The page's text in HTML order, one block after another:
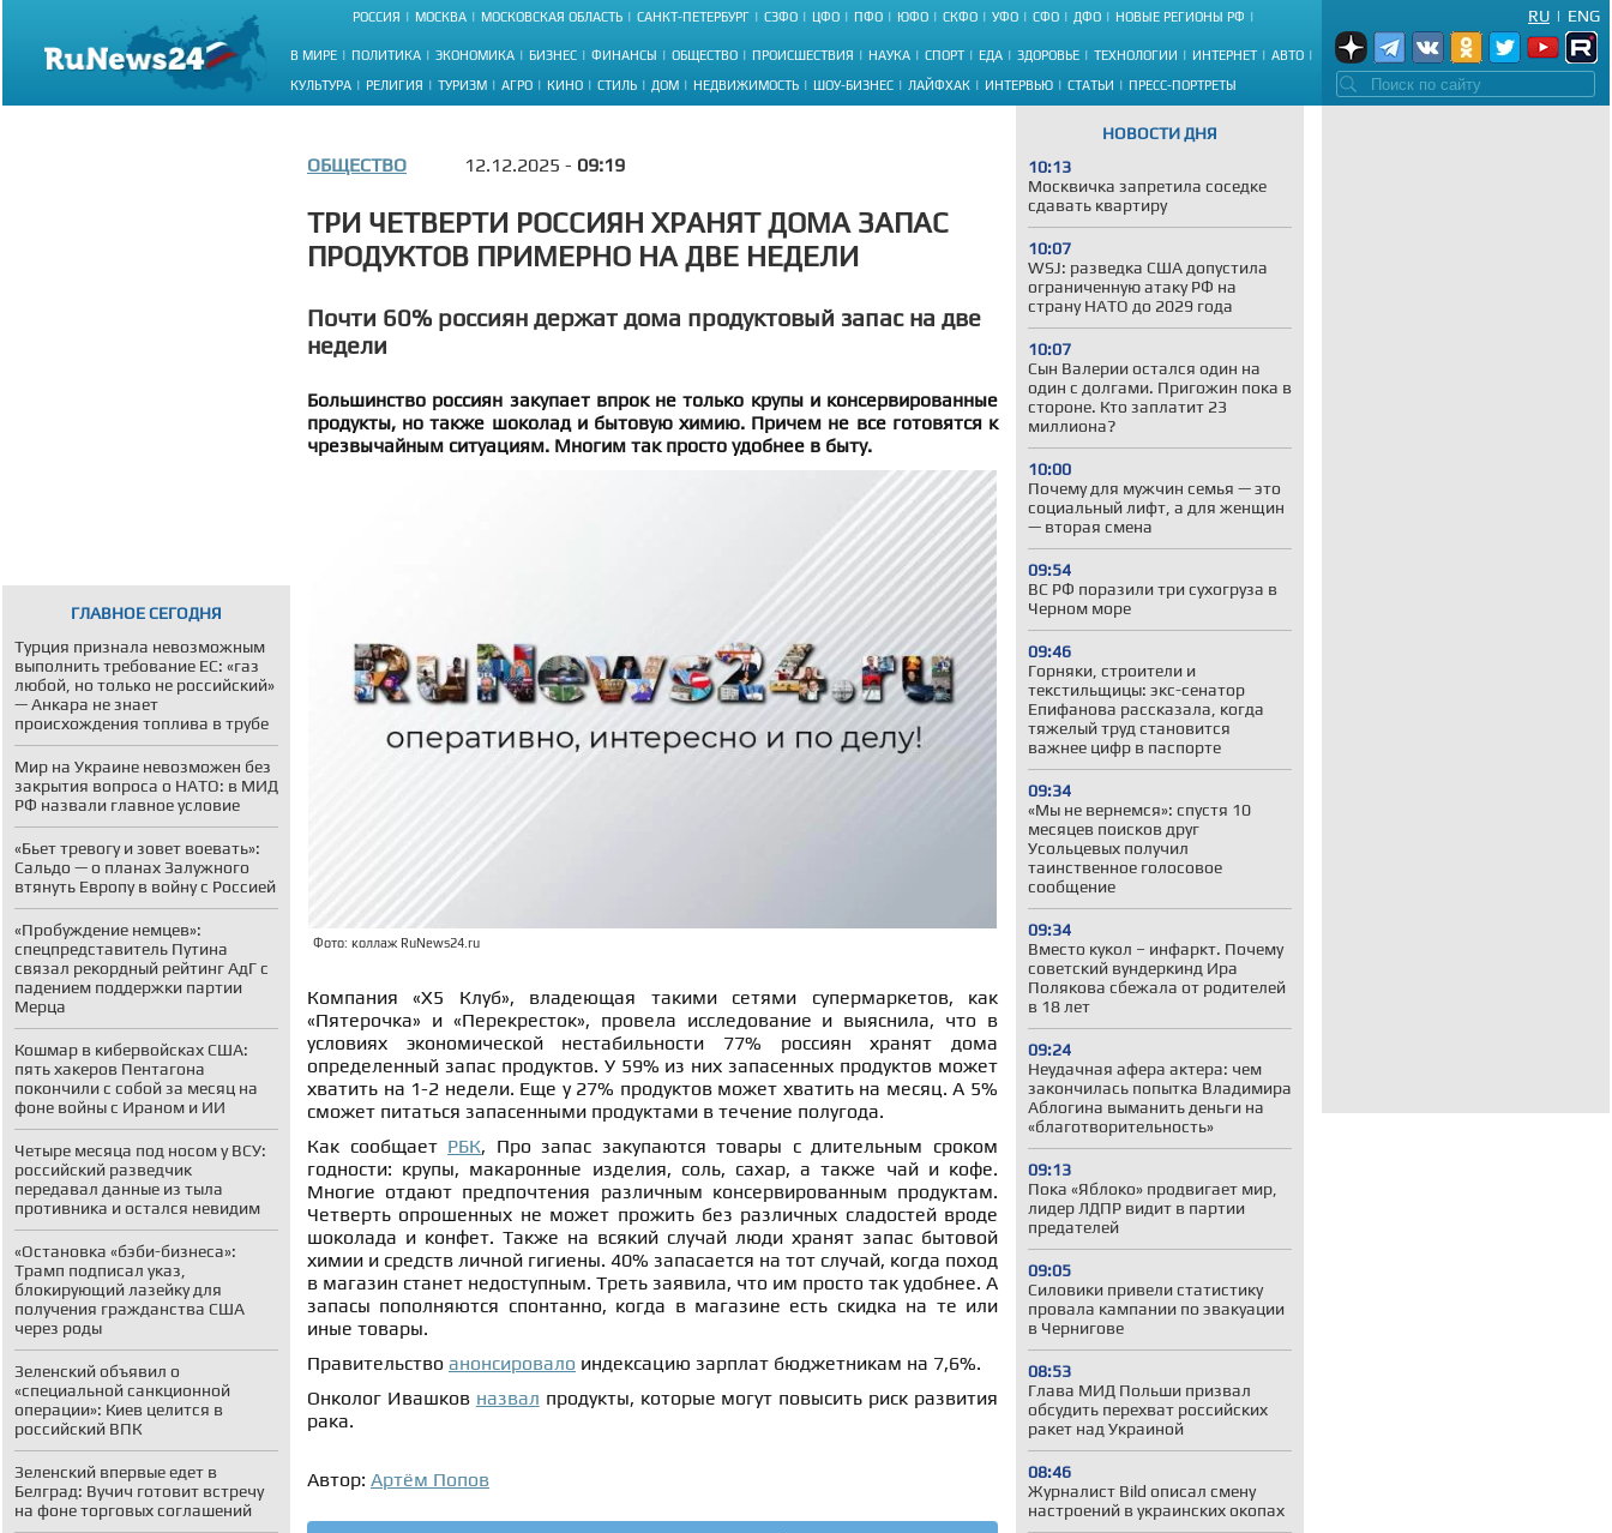
РОССИЯ МОСКВА МОСКОВСКАЯ ОБЛАСТЬ САНКТ-ПЕТЕРБУРГ СЗФО ЦФО ПФО ЮФО СКФО УФО СФО ДФО НОВЫЕ РЕГИОНЫ РФ
В МИРЕ ПОЛИТИКА ЭКОНОМИКА БИЗНЕС ФИНАНСЫ ОБЩЕСТВО ПРОИСШЕСТВИЯ НАУКА СПОРТ ЕДА ЗДОРОВЬЕ ТЕХНОЛОГИИ ИНТЕРНЕТ АВТО
КУЛЬТУРА РЕЛИГИЯ ТУРИЗМ АГРО КИНО СТИЛЬ ДОМ НЕДВИЖИМОСТЬ ШОУ-БИЗНЕС ЛАЙФХАК ИНТЕРВЬЮ СТАТЬИ ПРЕСС-ПОРТРЕТЫ
ENG
|
RU
ГЛАВНОЕ СЕГОДНЯ
Турция признала невозможным
выполнить требование ЕС: «газ
любой, но только не российский»
— Анкара не знает
происхождения топлива в трубе
Мир на Украине невозможен без
закрытия вопроса о НАТО: в МИД
РФ назвали главное условие
«Бьет тревогу и зовет воевать»:
Сальдо — о планах Залужного
втянуть Европу в войну с Россией
«Пробуждение немцев»:
спецпредставитель Путина
связал рекордный рейтинг АдГ с
падением поддержки партии
Мерца
Кошмар в кибервойсках США:
пять хакеров Пентагона
покончили с собой за месяц на
фоне войны с Ираном и ИИ
Четыре месяца под носом у ВСУ:
российский разведчик
передавал данные из тыла
противника и остался невидим
«Остановка «бэби-бизнеса»:
Трамп подписал указ,
блокирующий лазейку для
получения гражданства США
через роды
Зеленский объявил о
«специальной санкционной
операции»: Киев целится в
российский ВПК
Зеленский впервые едет в
Белград: Вучич готовит встречу
на фоне торговых соглашений
НОВОСТИ ДНЯ
10:13
Москвичка запретила соседке
сдавать квартиру
10:07
WSJ: разведка США допустила
ограниченную атаку РФ на
страну НАТО до 2029 года
10:07
Сын Валерии остался один на
один с долгами. Пригожин пока в
стороне. Кто заплатит 23
миллиона?
10:00
Почему для мужчин семья — это
социальный лифт, а для женщин
— вторая смена
09:54
ВС РФ поразили три сухогруза в
Черном море
09:46
Горняки, строители и
текстильщицы: экс-сенатор
Епифанова рассказала, когда
тяжелый труд становится
важнее цифр в паспорте
09:34
«Мы не вернемся»: спустя 10
месяцев поисков друг
Усольцевых получил
таинственное голосовое
сообщение
09:34
Вместо кукол – инфаркт. Почему
советский вундеркинд Ира
Полякова сбежала от родителей
в 18 лет
09:24
Неудачная афера актера: чем
закончилась попытка Владимира
Аблогина выманить деньги на
«благотворительность»
09:13
Пока «Яблоко» продвигает мир,
лидер ЛДПР видит в партии
предателей
09:05
Силовики привели статистику
провала кампании по эвакуации
в Чернигове
08:53
Глава МИД Польши призвал
обсудить перехват российских
ракет над Украиной
08:46
Журналист Bild описал смену
настроений в украинских окопах
ОБЩЕСТВО 12.12.2025 - 09:19
ТРИ ЧЕТВЕРТИ РОССИЯН ХРАНЯТ ДОМА ЗАПАС
ПРОДУКТОВ ПРИМЕРНО НА ДВЕ НЕДЕЛИ
Почти 60% россиян держат дома продуктовый запас на две
недели
Большинство россиян закупает впрок не только крупы и консервированные
продукты, но также шоколад и бытовую химию. Причем не все готовятся к
чрезвычайным ситуациям. Многим так просто удобнее в быту.
Фото: коллаж RuNews24.ru
Компания «Х5 Клуб», владеющая такими сетями супермаркетов, как
«Пятерочка» и «Перекресток», провела исследование и выяснила, что в
условиях экономической нестабильности 77% россиян хранят дома
определенный запас продуктов. У 59% из них запасенных продуктов может
хватить на 1-2 недели. Еще у 27% продуктов может хватить на месяц. А 5%
сможет питаться запасенными продуктами в течение полугода.
Как сообщает РБК, Про запас закупаются товары с длительным сроком
годности: крупы, макаронные изделия, соль, сахар, а также чай и кофе.
Многие отдают предпочтения различным консервированным продуктам.
Четверть опрошенных не может прожить без различных сладостей вроде
шоколада и конфет. Также на всякий случай люди хранят запас бытовой
химии и средств личной гигиены. 40% запасается на тот случай, когда поход
в магазин станет недоступным. Треть заявила, что им просто так удобнее. А
запасы пополняются спонтанно, когда в магазине есть скидка на те или
иные товары.
Правительство анонсировало индексацию зарплат бюджетникам на 7,6%.
Онколог Ивашков назвал продукты, которые могут повысить риск развития
рака.
Автор: Артём Попов